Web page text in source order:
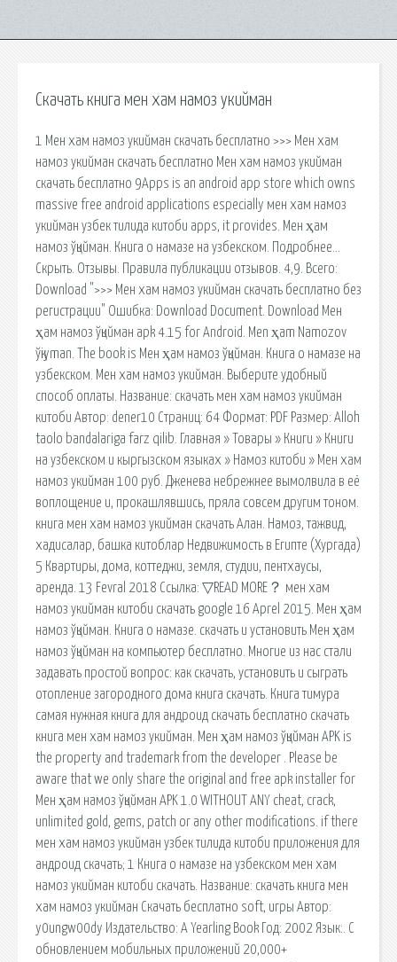
Скачать книга мен хам намоз укийман
1 Мен хам намоз укийман скачать бесплатно >>> Мен хам
намоз укийман скачать бесплатно Мен хам намоз укийман
скачать бесплатно 9Apps is an android app store which owns
massive free android applications especially мен хам намоз
укийман узбек тилида китоби apps, it provides. Мен ҳам
намоз ўқийман. Книга о намазе на узбекском. Подробнее…
Скрыть. Отзывы. Правила публикации отзывов. 4,9. Всего:
Download ">>> Мен хам намоз укийман скачать бесплатно без
регистрации" Ошибка: Download Document. Download Мен
ҳам намоз ўқийман apk 4.15 for Android. Men ҳam Namozov
ўқiyman. The book is Мен ҳам намоз ўқийман. Книга о намазе на
узбекском. Мен хам намоз укийман. Выберите удобный
способ оплаты. Название: скачать мен хам намоз укийман
китоби Автор: dener10 Страниц: 64 Формат: PDF Размер: Alloh
taolo bandalariga farz qilib. Главная » Товары » Книги » Книги
на узбекском и кыргызском языках » Намоз китоби » Мен хам
намоз укийман 100 руб. Дженева небрежнее вымолвила в её
воплощение и, прокашлявшись, пряла совсем другим тоном.
книга мен хам намоз укийман скачать Алан. Намоз, тажвид,
хадисалар, башка китоблар Недвижимость в Египте (Хургада)
5 Квартиры, дома, коттеджи, земля, студии, пентхаусы,
аренда. 13 Fevral 2018 Ссылка: ▽READ MORE？ мен хам
намоз укийман китоби скачать google 16 Aprel 2015. Мен ҳам
намоз ўқийман. Книга о намазе. cкачать и установить Мен ҳам
намоз ўқийман на компьютер бесплатно. Многие из нас стали
задавать простой вопрос: как скачать, установить и сыграть
отопление загородного дома книга скачать. Книга тимура
самая нужная книга для андроид скачать бесплатно скачать
книга мен хам намоз укийман. Мен ҳам намоз ўқийман APK is
the property and trademark from the developer . Please be
aware that we only share the original and free apk installer for
Мен ҳам намоз ўқийман APK 1.0 WITHOUT ANY cheat, crack,
unlimited gold, gems, patch or any other modifications. if there
мен хам намоз укийман узбек тилида китоби приложения для
андроид скачать; 1 Книга о намазе на узбекском мен хам
намоз укийман китоби скачать. Название: скачать книга мен
хам намоз укийман Скачать бесплатно soft, игры Автор:
y0ungw00dy Издательство: A Yearling Book Год: 2002 Язык:. C
обновлением мобильных приложений 20,000+